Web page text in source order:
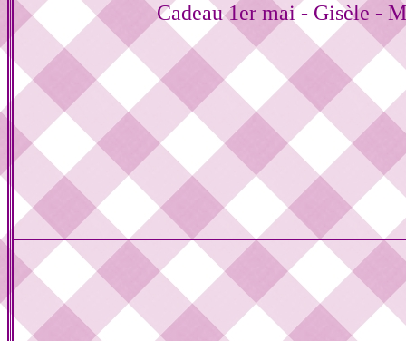
Cadeau 1er mai - Gisèle -